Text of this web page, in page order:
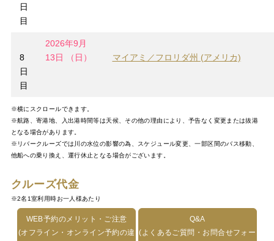
日
目
8
日
目
2026年9月
13日 （日）
マイアミ／フロリダ州 (アメリカ)
※横にスクロールできます。
※航路、寄港地、入出港時間等は天候、その他の理由により、予告なく変更または抜港
となる場合があります。
※リバークルーズでは川の水位の影響の為、スケジュール変更、一部区間のバス移動、
他船への乗り換え、運行休止となる場合がございます。
クルーズ代金
※2名1室利用時お一人様あたり
WEB予約のメリット・ご注意
(オフライン・オンライン予約の違
Q&A
(よくあるご質問・お問合せフォー